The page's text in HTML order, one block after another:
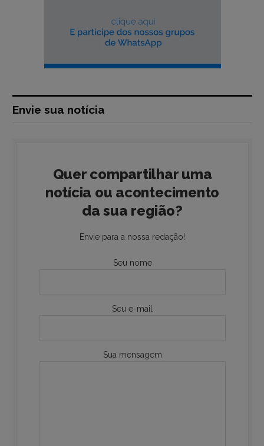
Envie sua notícia
Quer compartilhar uma
notícia ou acontecimento
da sua região?
Envie para a nossa redação!
Seu nome
Seu e-mail
Sua mensagem